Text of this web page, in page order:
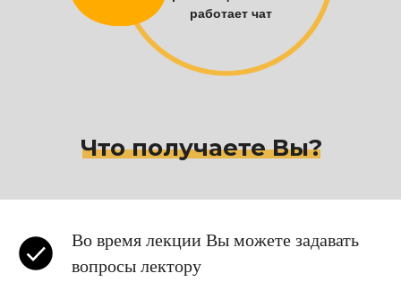
работает чат
Что получаете Вы?
Во время лекции Вы можете задавать
вопросы лектору